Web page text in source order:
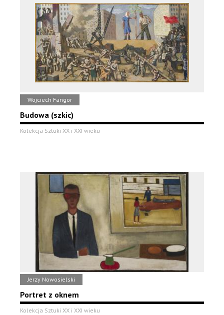
Wojciech Fangor
Budowa (szkic)
Kolekcja Sztuki XX i XXI wieku
Jerzy Nowosielski
Portret z oknem
Kolekcja Sztuki XX i XXI wieku